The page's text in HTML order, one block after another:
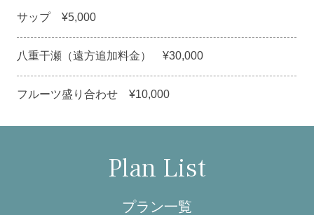
サップ ¥5,000
八重干瀬（遠方追加料金） ¥30,000
フルーツ盛り合わせ ¥10,000
Plan List
プラン一覧